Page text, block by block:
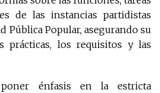
de las instancias partidistas
Pública Popular, asegurando su
prácticas, los requisitos y las
énfasis en la estricta